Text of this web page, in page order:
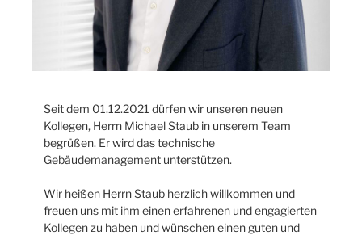
Seit dem 01.12.2021 dürfen wir unseren neuen
Kollegen, Herrn Michael Staub in unserem Team
begrüßen. Er wird das technische
Gebäudemanagement unterstützen.
Wir heißen Herrn Staub herzlich willkommen und
freuen uns mit ihm einen erfahrenen und engagierten
Kollegen zu haben und wünschen einen guten und